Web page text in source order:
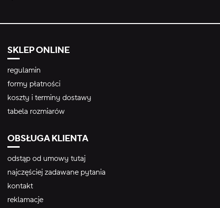
SKLEP ONLINE
regulamin
formy płatności
koszty i terminy dostawy
tabela rozmiarów
OBSŁUGA KLIENTA
odstąp od umowy tutaj
najczęściej zadawane pytania
kontakt
reklamacje